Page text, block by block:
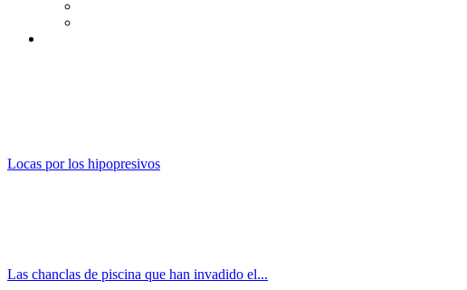
Locas por los hipopresivos
Las chanclas de piscina que han invadido el...